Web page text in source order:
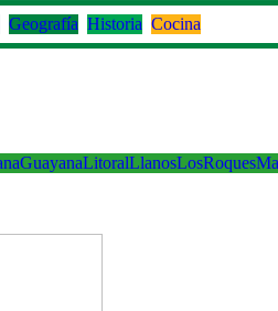
Geografía Historia Cocina
GuayanaLitoralLlanosLosRoques